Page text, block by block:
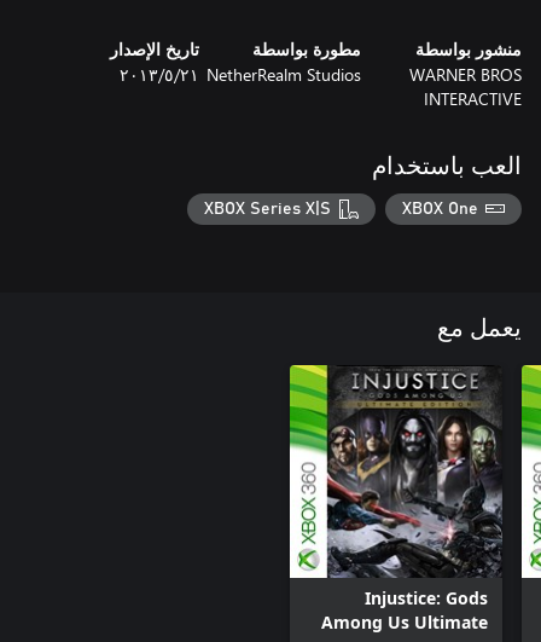
منشور بواسطة
WARNER BROS
INTERACTIVE
مطورة بواسطة
NetherRealm Studios
تاريخ الإصدار
٢١‏/٥‏/٢٠١٣
العب باستخدام
XBOX One
XBOX Series X|S
يعمل مع
Injustice: Gods
Among Us Ultimate